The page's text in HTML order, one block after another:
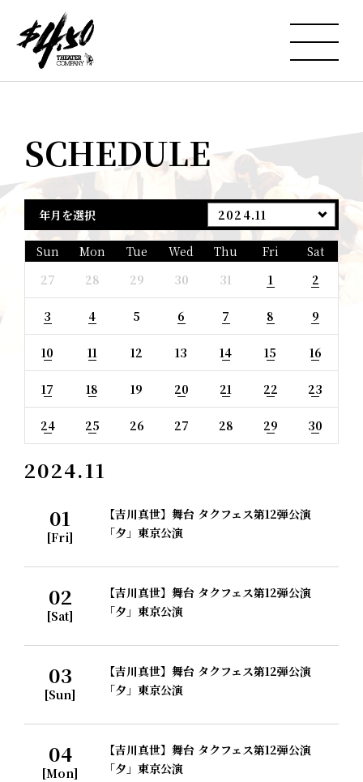
SCHEDULE
年月を選択 2024.11
Sun Mon Tue Wed Thu Fri
Sat
27
28 29 30 31 1 2
3 4 5 6 7 8 9
10 11 12 13 14 15 16
17 18 19 20 21 22 23
24 25 26 27 28 29 30
2024.11
01
[Fri]
【吉川真世】舞台 タクフェス第12弾公演
「夕」東京公演
02
[Sat]
【吉川真世】舞台 タクフェス第12弾公演
「夕」東京公演
03
[Sun]
【吉川真世】舞台 タクフェス第12弾公演
「夕」東京公演
04
[Mon]
【吉川真世】舞台 タクフェス第12弾公演
「夕」東京公演